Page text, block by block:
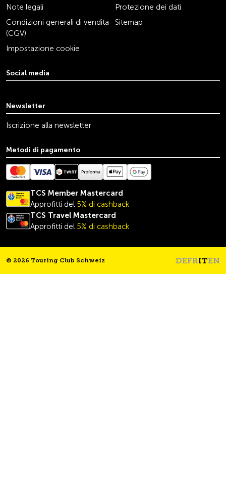
Note legali
Protezione dei dati
Condizioni generali di vendita
(CGV)
Sitemap
Impostazione cookie
Social media
Newsletter
Iscrizione alla newsletter
Metodi di pagamento
TCS Member Mastercard
Approfitti del 5% di cashback
TCS Travel Mastercard
Approfitti del 5% di cashback
© 2026 Touring Club Schweiz DEFRITEN